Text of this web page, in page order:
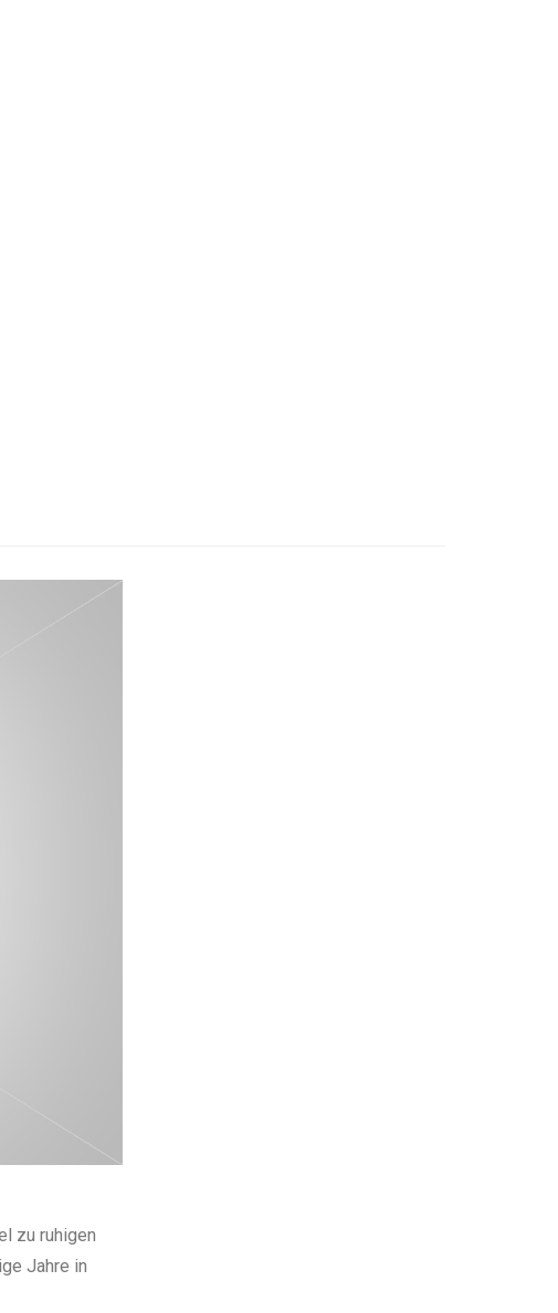
zu ruhigen
Jahre in